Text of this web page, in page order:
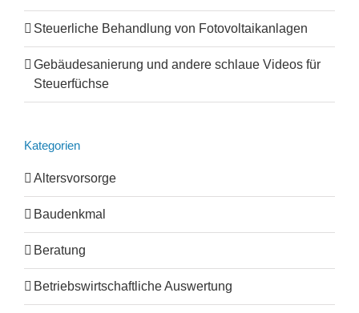
Steuerliche Behandlung von Fotovoltaikanlagen
Gebäudesanierung und andere schlaue Videos für
Steuerfüchse
Kategorien
Altersvorsorge
Baudenkmal
Beratung
Betriebswirtschaftliche Auswertung